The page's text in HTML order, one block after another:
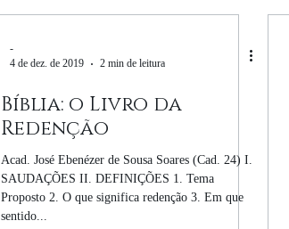
-
4 de dez. de 2019
2 min de leitura
Bíblia: o Livro da
Redenção
Acad. José Ebenézer de Sousa Soares (Cad. 24) I.
SAUDAÇÕES II. DEFINIÇÕES 1. Tema
Proposto 2. O que significa redenção 3. Em que
sentido...